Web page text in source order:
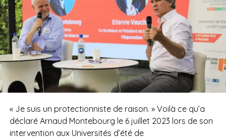
« Je suis un protectionniste de raison. » Voilà ce qu’a
déclaré Arnaud Montebourg le 6 juillet 2023 lors de son
intervention aux Universités d’été de